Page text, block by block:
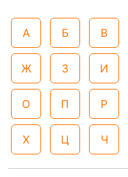
А Б В
Ж З И
О П Р
Х Ц Ч